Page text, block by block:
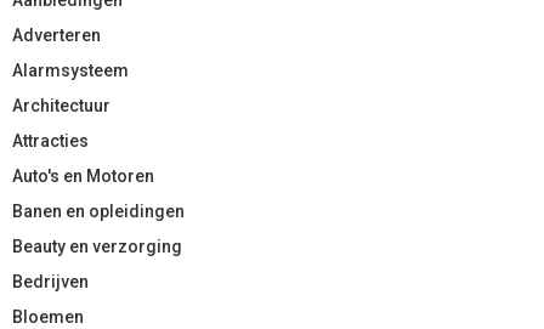
Adverteren
Alarmsysteem
Architectuur
Attracties
Auto's en Motoren
Banen en opleidingen
Beauty en verzorging
Bedrijven
Bloemen